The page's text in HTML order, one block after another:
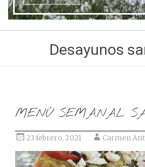
Desayunos
MENÚ SEMANAL
23 febrero, 2021 Carmen